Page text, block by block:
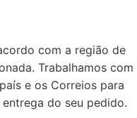
com a região de
Trabalhamos com
e os Correios para
do seu pedido.